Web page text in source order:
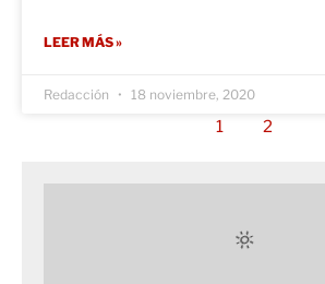
LEER MÁS »
Redacción 18 noviembre, 2020
1 2